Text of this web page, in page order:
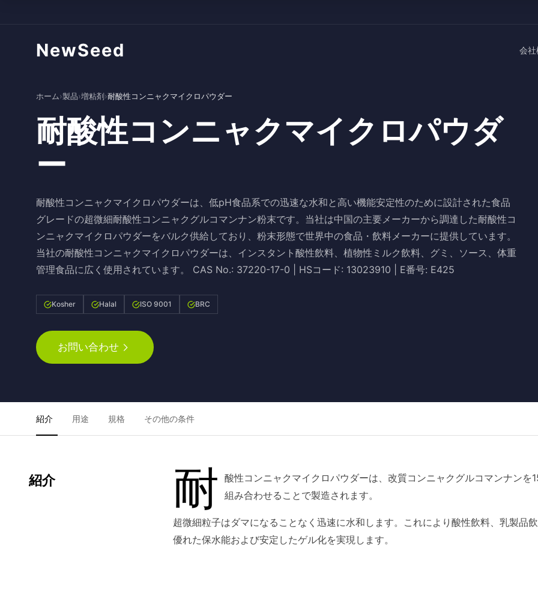
NewSeed 会
ホーム›製品›増粘剤›耐酸性コンニャクマイクロパウダー
耐酸性コンニャクマイクロパウダ
ー
耐酸性コンニャクマイクロパウダーは、低pH食品系での迅速な水和と高い機能安定性のために設計された食品
グレードの超微細耐酸性コンニャクグルコマンナン粉末です。当社は中国の主要メーカーから調達した耐酸性コ
ンニャクマイクロパウダーをバルク供給しており、粉末形態で世界中の食品・飲料メーカーに提供しています。
当社の耐酸性コンニャクマイクロパウダーは、インスタント酸性飲料、植物性ミルク飲料、グミ、ソース、体重
管理食品に広く使用されています。 CAS No.: 37220-17-0 | HSコード: 13023910 | E番号: E425
Kosher Halal ISO 9001 BRC
お問い合わせ
紹介 用途 規格 その他の条件
紹介 耐
酸性コンニャクマイクロパウダーは、改質コンニャクグルコマンナン
組み合わせることで製造されます。
超微細粒子はダマになることなく迅速に水和します。これにより酸性飲料、乳製品
優れた保水能および安定したゲル化を実現します。